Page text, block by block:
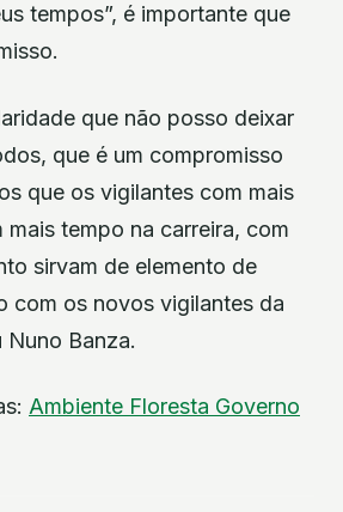
tempos”, é importante que
que não posso deixar
que é um compromisso
que os vigilantes com mais
mais tempo na carreira, com
sirvam de elemento de
com os novos vigilantes da
Nuno Banza.
Ambiente Floresta Governo